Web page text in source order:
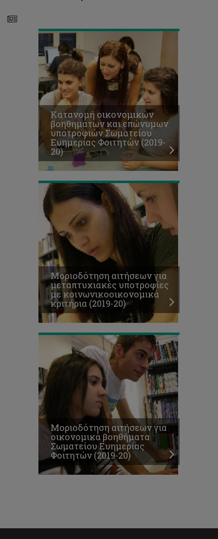
Κατανομή οικονομικών
βοηθημάτων και επώνυμων
υποτροφιών Σωματείου
Ευημερίας Φοιτητών (2019-
20)
Μοριοδότηση
αιτήσεων
για
μεταπτυχιακές
υποτροφίες
με
κοινωνικοοικονομικά
κριτήρια
(2019-
20)
Μοριοδότηση αιτήσεων για
μεταπτυχιακές υποτροφίες
με κοινωνικοοικονομικά
κριτήρια (2019-20)
Μοριοδότηση
αιτήσεων
για
οικονομικά
βοηθήματα
Σωματείου
Ευημερίας
Φοιτητών
(2019-
20)
Μοριοδότηση αιτήσεων για
οικονομικά βοηθήματα
Σωματείου Ευημερίας
Φοιτητών (2019-20)